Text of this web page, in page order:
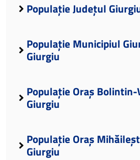
Populație Județul
Populație Municipiul
Giurgiu
Populație Oraș
Giurgiu
Populație Oraș
Giurgiu